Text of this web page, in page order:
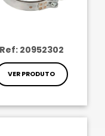
Ref: 20952302
VER PRODUTO